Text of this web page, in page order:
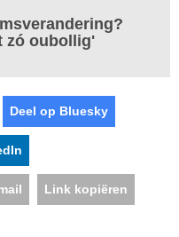
zó oubollig'
Deel op Bluesky
Link kopiëren